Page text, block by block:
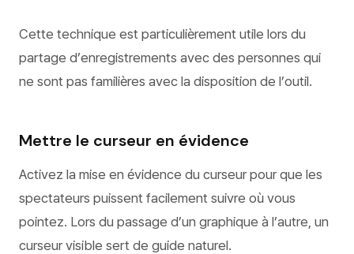
Cette technique est particulièrement utile lors du
partage d’enregistrements avec des personnes qui
ne sont pas familières avec la disposition de l’outil.
Mettre le curseur en évidence
Activez la mise en évidence du curseur pour que les
spectateurs puissent facilement suivre où vous
pointez. Lors du passage d’un graphique à l’autre, un
curseur visible sert de guide naturel.